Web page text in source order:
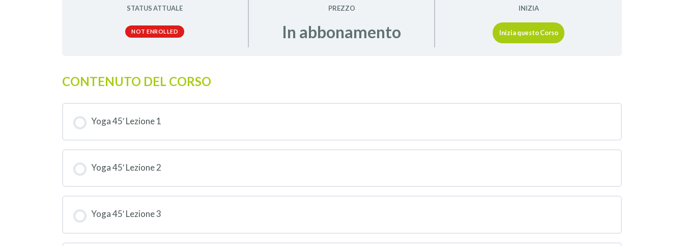
STATUS ATTUALE
NOT ENROLLED
PREZZO
In abbonamento
INIZIA
Inizia questo Corso
CONTENUTO DEL CORSO
Yoga 45′ Lezione 1
Yoga 45′ Lezione 2
Yoga 45′ Lezione 3